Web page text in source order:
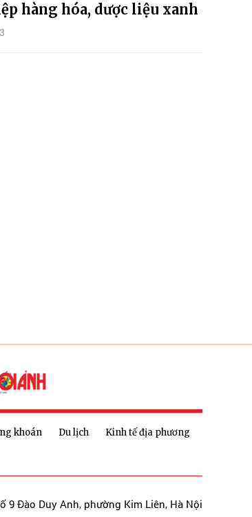
hàng hóa, dược liệu xanh
khoán Du lịch
Kinh tế địa phương
9 Đào Duy Anh, phường Kim Liên, Hà Nội